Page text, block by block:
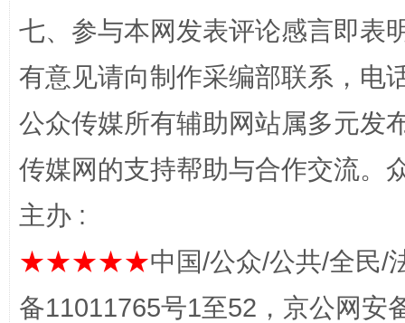
七、参与本网发表评论感言即表
有意见请向制作采编部联系，电
公众传媒所有辅助网站属多元发
传媒网的支持帮助与合作交流。
主办 :
★★★★★中国/公众/公共/全民/
备11011765号1至52，京公网安